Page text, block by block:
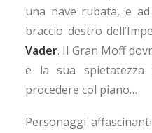
una nave rubata, e
braccio destro
Vader. Il Gran Moff
e la sua spietatezza
procedere col piano…
Personaggi